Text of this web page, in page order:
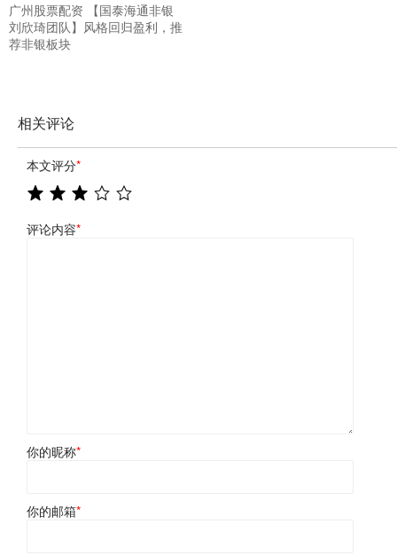
广州股票配资 【国泰海通非银
刘欣琦团队】风格回归盈利，推
荐非银板块
相关评论
本文评分*
评论内容*
你的昵称*
你的邮箱*